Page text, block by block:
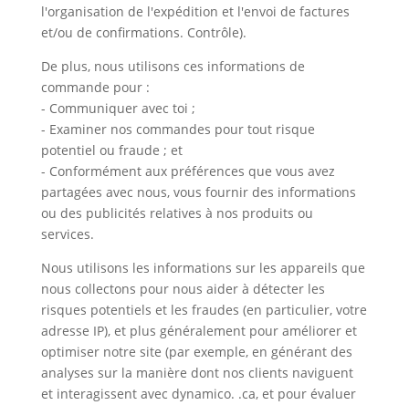
l'organisation de l'expédition et l'envoi de factures
et/ou de confirmations. Contrôle).
De plus, nous utilisons ces informations de
commande pour :
- Communiquer avec toi ;
- Examiner nos commandes pour tout risque
potentiel ou fraude ; et
- Conformément aux préférences que vous avez
partagées avec nous, vous fournir des informations
ou des publicités relatives à nos produits ou
services.
Nous utilisons les informations sur les appareils que
nous collectons pour nous aider à détecter les
risques potentiels et les fraudes (en particulier, votre
adresse IP), et plus généralement pour améliorer et
optimiser notre site (par exemple, en générant des
analyses sur la manière dont nos clients naviguent
et interagissent avec dynamico. .ca, et pour évaluer